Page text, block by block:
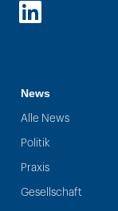
LinkedIn
News
Alle News
Politik
Praxis
Gesellschaft